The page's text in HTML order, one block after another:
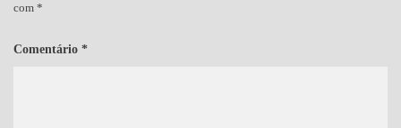
com *
Comentário *